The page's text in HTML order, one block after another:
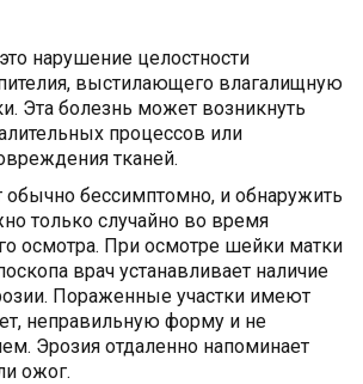
нарушение целостности
выстилающего влагалищную
Эта болезнь может возникнуть
процессов или
тканей.
обычно бессимптомно, и обнаружить
только случайно во время
осмотра. При осмотре шейки матки
врач устанавливает наличие
Пораженные участки имеют
неправильную форму и не
Эрозия отдаленно напоминает
ожог.